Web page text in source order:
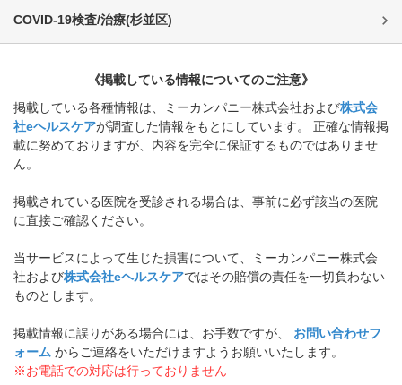
COVID-19検査/治療(杉並区)
《掲載している情報についてのご注意》
掲載している各種情報は、ミーカンパニー株式会社および株式会
社eヘルスケアが調査した情報をもとにしています。 正確な情報掲
載に努めておりますが、内容を完全に保証するものではありませ
ん。
掲載されている医院を受診される場合は、事前に必ず該当の医院
に直接ご確認ください。
当サービスによって生じた損害について、ミーカンパニー株式会
社および株式会社eヘルスケアではその賠償の責任を一切負わない
ものとします。
掲載情報に誤りがある場合には、お手数ですが、
お問い合わせフ
ォーム からご連絡をいただけますようお願いいたします。
※お電話での対応は行っておりません